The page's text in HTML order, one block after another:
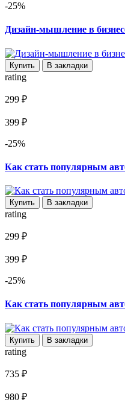
-25%
Дизайн-мышление в
Купить В закладки
rating
299 ₽
399 ₽
-25%
Как стать популярным
Купить В закладки
rating
299 ₽
399 ₽
-25%
Как стать популярным
Купить В закладки
rating
735 ₽
980 ₽